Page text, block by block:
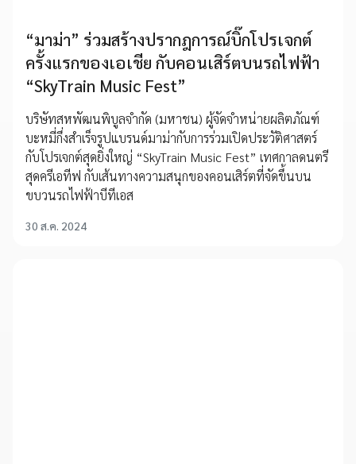
“มาม่า” ร่วมสร้างปรากฎการณ์บิ๊กโปรเจกต์
ครั้งแรกของเอเชีย กับคอนเสิร์ตบนรถไฟฟ้า
“SkyTrain Music Fest”
บริษัทสหพัฒนพิบูลจำกัด (มหาชน) ผู้จัดจำหน่ายผลิตภัณฑ์
บะหมี่กึ่งสำเร็จรูปแบรนด์มาม่ากับการร่วมเปิดประวัติศาสตร์
กับโปรเจกต์สุดยิ่งใหญ่ “SkyTrain Music Fest” เทศกาลดนตรี
สุดครีเอทีฟ กับเส้นทางความสนุกของคอนเสิร์ตที่จัดขึ้นบน
ขบวนรถไฟฟ้าบีทีเอส
30 ส.ค. 2024